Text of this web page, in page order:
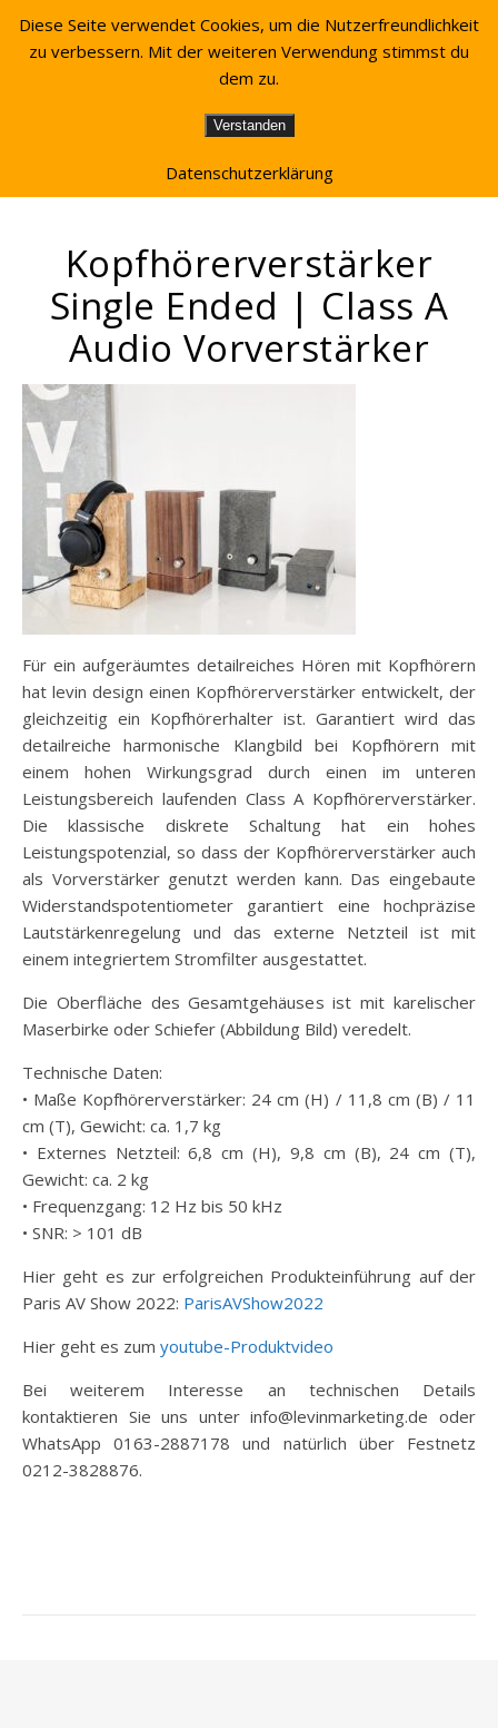
Kopfhörerverstärker
Single Ended | Class A
Audio Vorverstärker
Für ein aufgeräumtes detailreiches Hören mit Kopfhörern
hat levin design einen Kopfhörerverstärker entwickelt, der
gleichzeitig ein Kopfhörerhalter ist. Garantiert wird das
detailreiche harmonische Klangbild bei Kopfhörern mit
einem hohen Wirkungsgrad durch einen im unteren
Leistungsbereich laufenden Class A Kopfhörerverstärker.
Die klassische diskrete Schaltung hat ein hohes
Leistungspotenzial, so dass der Kopfhörerverstärker auch
als Vorverstärker genutzt werden kann. Das eingebaute
Widerstandspotentiometer garantiert eine hochpräzise
Lautstärkenregelung und das externe Netzteil ist mit
einem integriertem Stromfilter ausgestattet.
Die Oberfläche des Gesamtgehäuses ist mit karelischer
Maserbirke oder Schiefer (Abbildung Bild) veredelt.
Technische Daten:
• Maße Kopfhörerverstärker: 24 cm (H) / 11,8 cm (B) / 11
cm (T), Gewicht: ca. 1,7 kg
• Externes Netzteil: 6,8 cm (H), 9,8 cm (B), 24 cm (T),
Gewicht: ca. 2 kg
• Frequenzgang: 12 Hz bis 50 kHz
• SNR: > 101 dB
Hier geht es zur erfolgreichen Produkteinführung auf der
Paris AV Show 2022: ParisAVShow2022
Hier geht es zum youtube-Produktvideo
Bei weiterem Interesse an technischen Details
kontaktieren Sie uns unter info@levinmarketing.de oder
WhatsApp 0163-2887178 und natürlich über Festnetz
0212-3828876.
Diese Seite verwendet Cookies, um die Nutzerfreundlichkeit
zu verbessern. Mit der weiteren Verwendung stimmst du
dem zu.
Verstanden
Datenschutzerklärung